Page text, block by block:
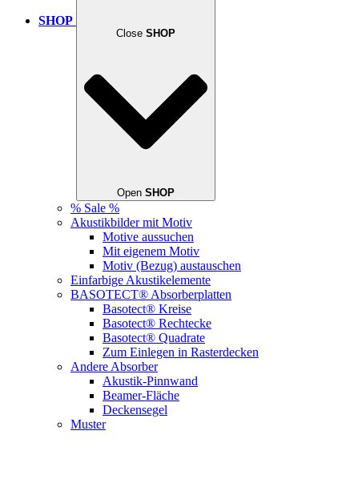
SHOP
Close SHOP
Open SHOP
% Sale %
Akustikbilder mit Motiv
Motive aussuchen
Mit eigenem Motiv
Motiv (Bezug) austauschen
Einfarbige Akustikelemente
BASOTECT® Absorberplatten
Basotect® Kreise
Basotect® Rechtecke
Basotect® Quadrate
Zum Einlegen in Rasterdecken
Andere Absorber
Akustik-Pinnwand
Beamer-Fläche
Deckensegel
Muster